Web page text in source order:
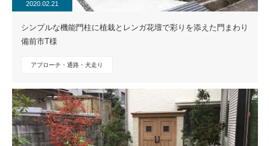
2020.02.21
シンプルな機能門柱に植栽とレンガ花壇で彩りを添えた門まわり
備前市T様
アプローチ・通路・犬走り